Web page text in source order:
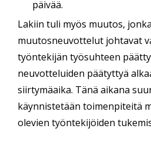
päivää.
Lakiin tuli myös muutos,
muutosneuvottelut johtavat
työntekijän työsuhteen
neuvotteluiden päätyttyä
siirtymäaika. Tänä aikana
käynnistetään toimenpiteitä
olevien työntekijöiden